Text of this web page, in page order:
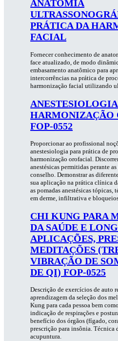
ANATOMIA
PRÁTICA DA
FACIAL
Fornecer conhecimento de
face atualizado, de modo
embasamento anatômico para
intercorrências na prática de
harmonização facial utilizando
HARMONIZAÇÃO
FOP-0552
Proporcionar ao profissional
anestesiologia para prática de
harmonização orofacial.
anestésicas permitidas perante
conselho. Demonstrar as
sua aplicação na prática clínica
as pomadas anestésicas
em derme, infiltrativa e
CHI KUNG PARA
DA SAÚDE E
APLICAÇÕES,
MEDITAÇÕES
VIBRAÇÃO DE
DE QI) FOP-0525
Descrição de exercícios de auto
aprendizagem da seleção dos
Kung para cada pessoa bem
indicação de respirações e
benefício dos órgãos (fígado,
prescrição para insônia. Técnica
acupuntura.